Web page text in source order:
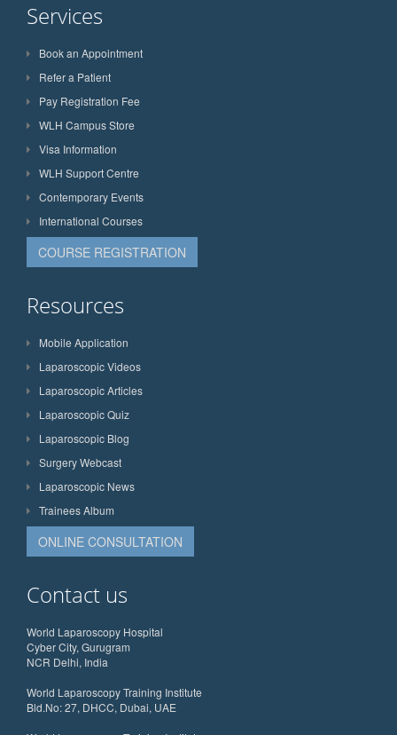
Services
Book an Appointment
Refer a Patient
Pay Registration Fee
WLH Campus Store
Visa Information
WLH Support Centre
Contemporary Events
International Courses
COURSE REGISTRATION
Resources
Mobile Application
Laparoscopic Videos
Laparoscopic Articles
Laparoscopic Quiz
Laparoscopic Blog
Surgery Webcast
Laparoscopic News
Trainees Album
ONLINE CONSULTATION
Contact us
World Laparoscopy Hospital
Cyber City, Gurugram
NCR Delhi, India
World Laparoscopy Training Institute
Bld.No: 27, DHCC, Dubai, UAE